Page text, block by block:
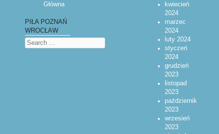
Główna
PIŁA POZNAŃ
WROCŁAW
Search
kwiecień
2024
marzec
2024
luty 2024
styczeń
2024
grudzień
2023
listopad
2023
październik
2023
wrzesień
2023